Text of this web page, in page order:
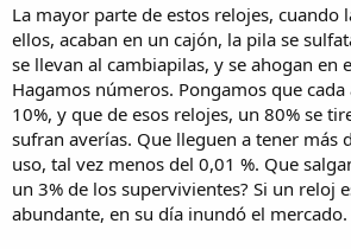
La mayor parte de estos relojes, cuando
ellos, acaban en un cajón, la pila se
se llevan al cambiapilas, y se ahogan en
Hagamos números. Pongamos que
10%, y que de esos relojes, un 80% se
sufran averías. Que lleguen a tener más
uso, tal vez menos del 0,01 %. Que
un 3% de los supervivientes? Si un reloj
abundante, en su día inundó el mercado.